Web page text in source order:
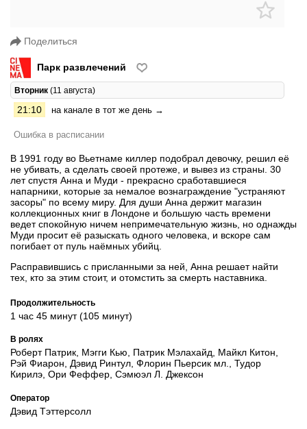
Поделиться
Парк развлечений
Вторник (11 августа)
21:10 на канале в тот же день →
Ошибка в расписании
В 1991 году во Вьетнаме киллер подобрал девочку, решил её
не убивать, а сделать своей протеже, и вывез из страны. 30
лет спустя Анна и Муди - прекрасно сработавшиеся
напарники, которые за немалое вознаграждение "устраняют
засоры" по всему миру. Для души Анна держит магазин
коллекционных книг в Лондоне и большую часть времени
ведет спокойную ничем непримечательную жизнь, но однажды
Муди просит её разыскать одного человека, и вскоре сам
погибает от пуль наёмных убийц.
Расправившись с присланными за ней, Анна решает найти
тех, кто за этим стоит, и отомстить за смерть наставника.
Продолжительность
1 час 45 минут (105 минут)
В ролях
Роберт Патрик, Мэгги Кью, Патрик Мэлахайд, Майкл Китон,
Рэй Фиарон, Дэвид Ринтул, Флорин Пьерсик мл., Тудор
Кирилэ, Ори Феффер, Сэмюэл Л. Джексон
Оператор
Дэвид Тэттерсолл